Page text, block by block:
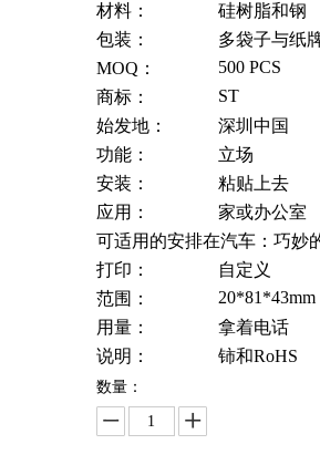
材料：
硅树脂和钢
包装：
多袋子与纸
MOQ：
500 PCS
商标：
ST
始发地：
深圳中国
功能：
立场
安装：
粘贴上去
应用：
家或办公室
可适用的安排在汽车： 巧妙
打印：
自定义
范围：
20*81*43mm
用量：
拿着电话
说明：
铈和RoHS
数量：